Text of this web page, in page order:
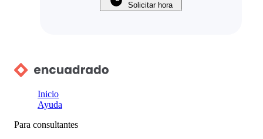
Solicitar hora
Inicio
Ayuda
Para consultantes